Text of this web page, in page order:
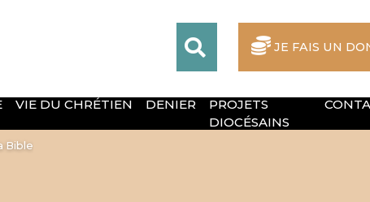
JE FAIS UN
VIE DU CHRÉTIEN DENIER
PROJETS
DIOCÉSAINS
Bible